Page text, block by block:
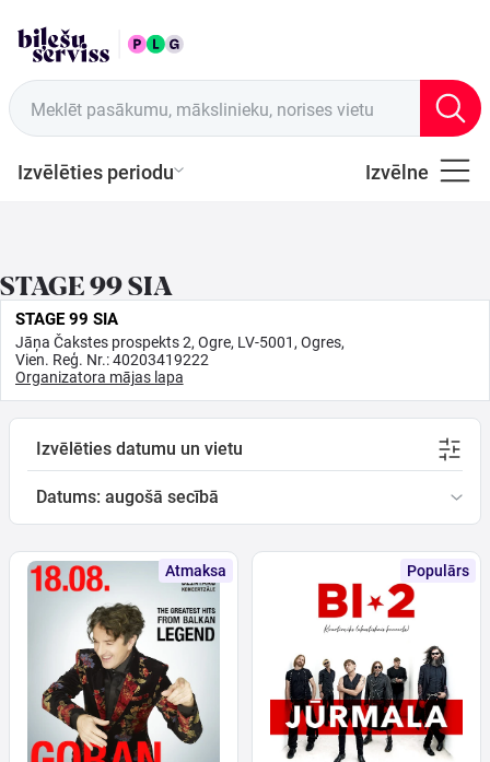
Meklēt pasākumu, mākslinieku, norises vietu
Izvēlēties periodu Izvēlne
LAT Tirdzniecības vietas
Mūzika
Mūzika
Teātris
Sports
Ģimenei
Festivāls
Semināri
Dāvanu
STAGE 99 SIA
STAGE 99 SIA
Jāņa Čakstes prospekts 2, Ogre, LV-5001, Ogres,
Vien. Reģ. Nr.: 40203419222
Organizatora mājas lapa
Izvēlēties datumu un vietu
Datums: augošā secībā
Atmaksa Populārs